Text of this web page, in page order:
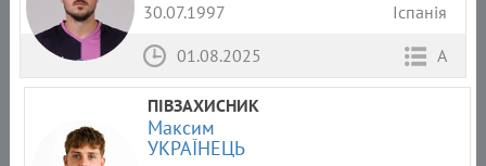
30.07.1997
Іспанія
01.08.2025
А
ПІВЗАХИСНИК
Максим
УКРАЇНЕЦЬ